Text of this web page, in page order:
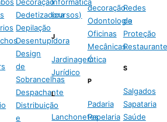
Dedetizadora
Depilação
Desentupidora
Design
de
Sobrancelhas
Despachante
Distribuição
e
(cursos)
J
Jardinagem
Jurídico
L
Lanchonetes
decoração
Odontologia
Oficinas
Mecânicas
Ótica
P
Padaria
Papelaria
Redes
de
Proteção
S
Salgados
Sapataria
Saúde